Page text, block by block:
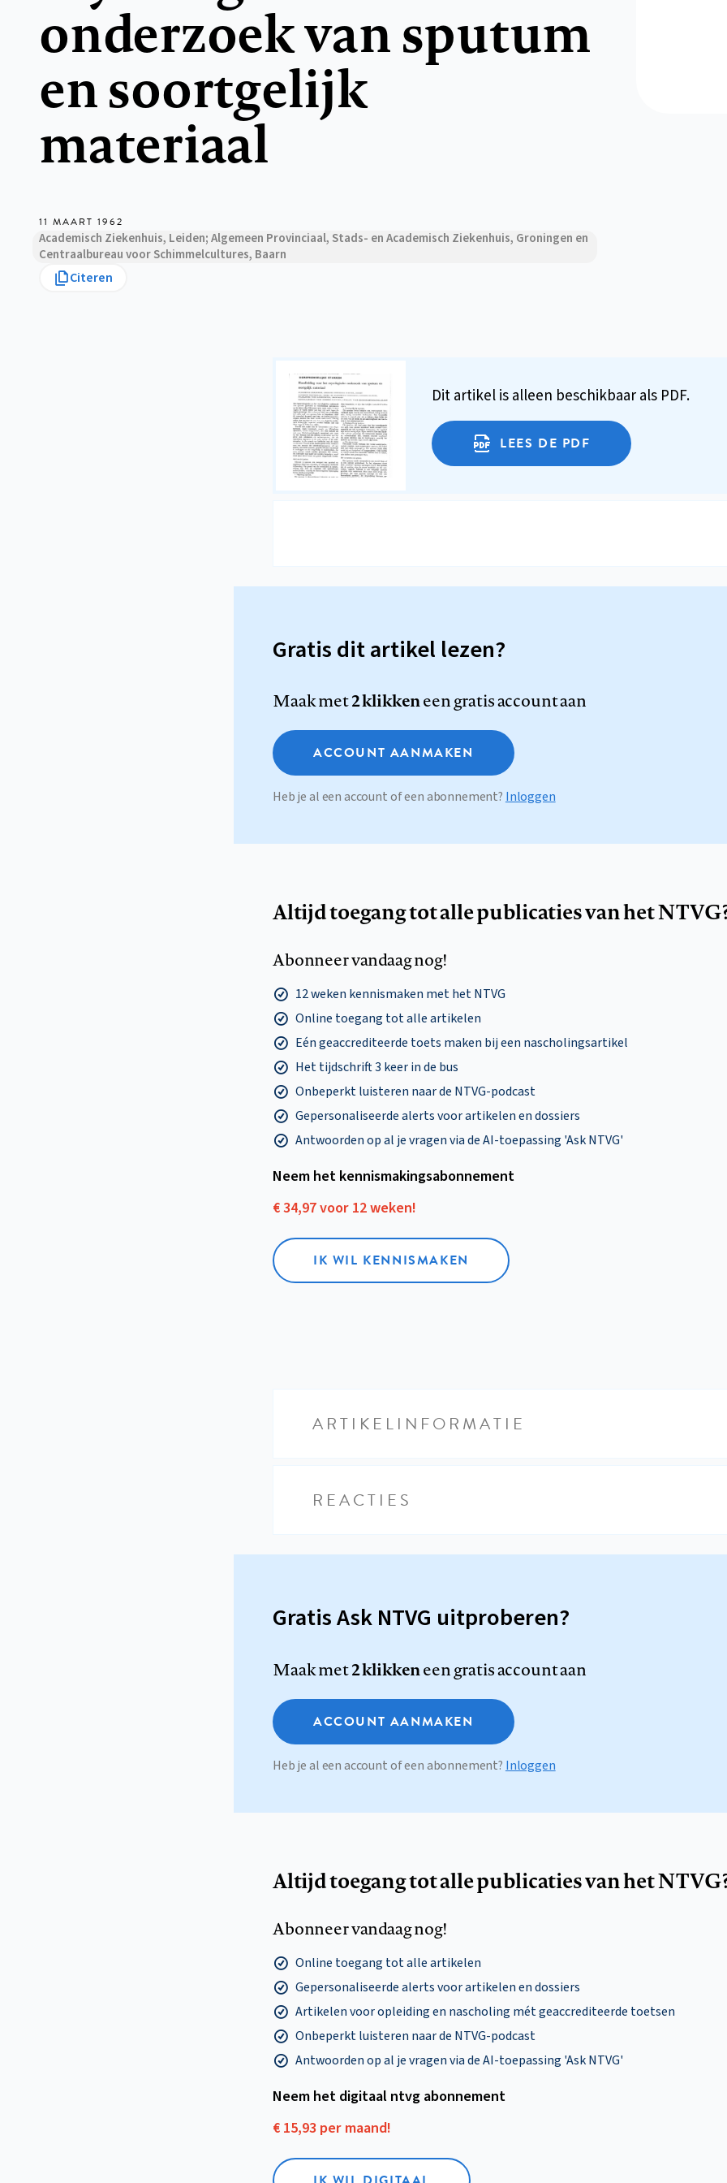
onderzoek van sputum
en soortgelijk
materiaal
11 MAART 1962
Academisch Ziekenhuis, Leiden; Algemeen Provinciaal, Stads- en Academisch Ziekenhuis, Groningen en
Centraalbureau voor Schimmelcultures, Baarn
Citeren
Dit artikel is alleen beschikbaar als PDF.
LEES DE PDF
Gratis dit artikel lezen?
Maak met2 klikkeneen gratis account aan
ACCOUNT AANMAKEN
Heb je al een account of een abonnement? Inloggen
Altijd toegang tot alle publicaties van het
Abonneer vandaag nog!
12 weken kennismaken met het NTVG
Online toegang tot alle artikelen
Eén geaccrediteerde toets maken bij een nascholingsartikel
Het tijdschrift 3 keer in de bus
Onbeperkt luisteren naar de NTVG-podcast
Gepersonaliseerde alerts voor artikelen en dossiers
Antwoorden op al je vragen via de AI-toepassing 'Ask NTVG'
Neem het kennismakings­abonnement
€ 34,97 voor 12 weken!
IK WIL KENNISMAKEN
ARTIKELINFORMATIE
REACTIES
Gratis Ask NTVG uitproberen?
Maak met2 klikkeneen gratis account aan
ACCOUNT AANMAKEN
Heb je al een account of een abonnement? Inloggen
Altijd toegang tot alle publicaties van het
Abonneer vandaag nog!
Online toegang tot alle artikelen
Gepersonaliseerde alerts voor artikelen en dossiers
Artikelen voor opleiding en nascholing mét geaccrediteerde toetsen
Onbeperkt luisteren naar de NTVG-podcast
Antwoorden op al je vragen via de AI-toepassing 'Ask NTVG'
Neem het digitaal ntvg abonnement
€ 15,93 per maand!